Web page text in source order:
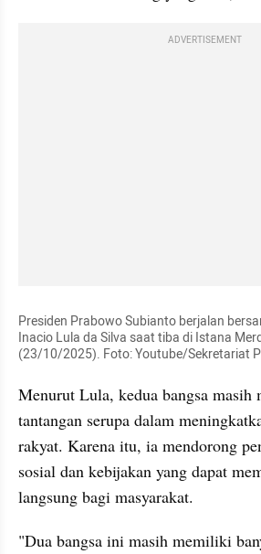
ADVERTISEMENT
Presiden Prabowo Subianto berjalan
Inacio Lula da Silva saat tiba di Istana
(23/10/2025). Foto: Youtube/Sekretariat
Menurut Lula, kedua bangsa masih
tantangan serupa dalam
rakyat. Karena itu, ia mendorong
sosial dan kebijakan yang dapat
langsung bagi masyarakat.
"Dua bangsa ini masih memiliki